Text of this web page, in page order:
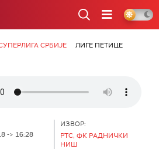
СРБИЈЕ
ЛИГЕ ПЕТИЦЕ
-> 16:28
ИЗВОР:
РТС, ФК РАДНИЧКИ
НИШ